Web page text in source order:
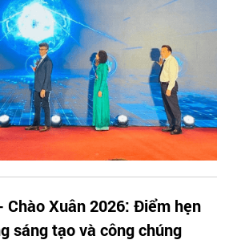
Chào Xuân 2026: Điểm hẹn
sáng tạo và công chúng